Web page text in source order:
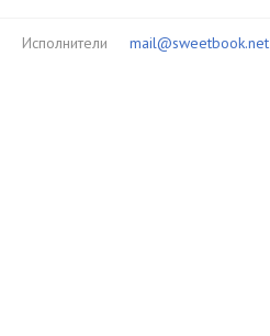
Исполнители mail@sweetbook.net